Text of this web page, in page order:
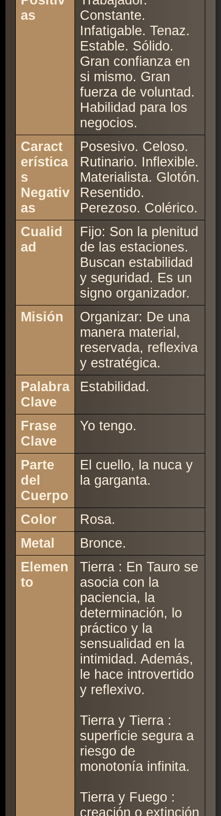
as
Constante.
Infatigable. Tenaz.
Estable. Sólido.
Gran confianza en
si mismo. Gran
fuerza de voluntad.
Habilidad para los
negocios.
Caract
erística
s
Negativ
as
Posesivo. Celoso.
Rutinario. Inflexible.
Materialista. Glotón.
Resentido.
Perezoso. Colérico.
Cualid
ad
Fijo: Son la plenitud
de las estaciones.
Buscan estabilidad
y seguridad. Es un
signo organizador.
Misión
Organizar: De una
manera material,
reservada, reflexiva
y estratégica.
Palabra
Clave
Estabilidad.
Frase
Clave
Yo tengo.
Parte
del
Cuerpo
El cuello, la nuca y
la garganta.
Color
Rosa.
Metal
Bronce.
Elemen
to
Tierra : En Tauro se
asocia con la
paciencia, la
determinación, lo
práctico y la
sensualidad en la
intimidad. Además,
le hace introvertido
y reflexivo.
Tierra y Tierra :
superficie segura a
riesgo de
monotonía infinita.
Tierra y Fuego :
creación o extinción